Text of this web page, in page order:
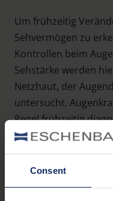
Consent
Um frühzeitig
Sehvermögen zu
Kontrollen beim
Sehstärke werden
Netzhaut, der
untersucht.
Regel frühzeitig